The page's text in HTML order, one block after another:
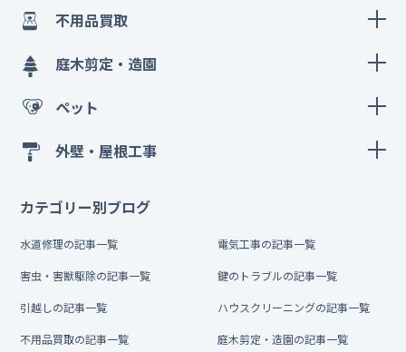
不用品買取
庭木剪定・造園
ペット
外壁・屋根工事
カテゴリー別ブログ
水道修理の記事一覧 電気工事の記事一覧
害虫・害獣駆除の記事一覧 鍵のトラブルの記事一覧
引越しの記事一覧 ハウスクリーニングの記事一覧
不用品買取の記事一覧 庭木剪定・造園の記事一覧